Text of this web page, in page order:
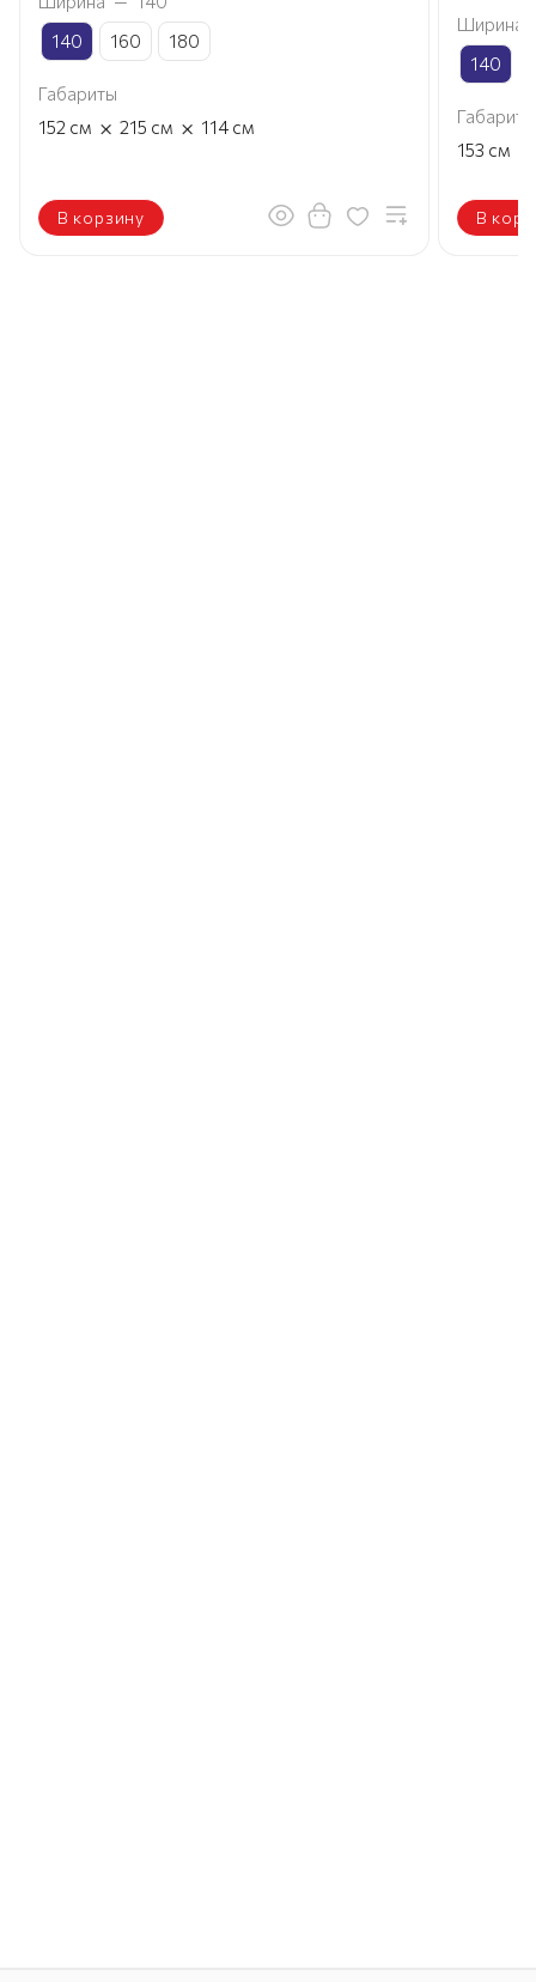
140
160 180
Габариты
152 см × 215 см × 114 см
В корзину
Ширина
140
Габариты
153 см
В